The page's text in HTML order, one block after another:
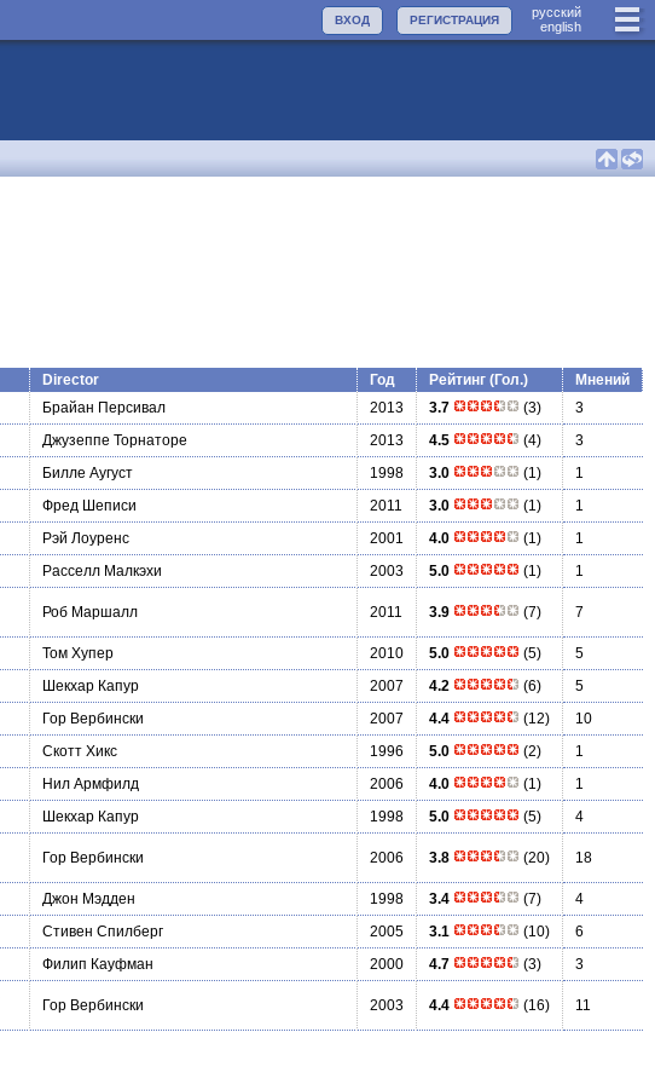
руccкий
english
РЕГИСТРАЦИЯ
ВХОД
Director Год Рейтинг (Гол.)
Мнений
Брайан Персивал 2013 3.7 (3)
3
Джузеппе Торнаторе 2013 4.5 (4)
3
Билле Аугуст 1998 3.0 (1)
1
Фред Шеписи 2011 3.0 (1)
1
Рэй Лоуренс 2001 4.0 (1)
1
Расселл Малкэхи 2003 5.0 (1)
1
Роб Маршалл 2011 3.9 (7) 7
Том Хупер 2010 5.0 (5)
5
Шекхар Капур 2007 4.2 (6)
5
Гор Вербински 2007 4.4 (12)
10
Скотт Хикс 1996 5.0 (2)
1
Нил Армфилд 2006 4.0 (1)
1
Шекхар Капур 1998 5.0 (5)
4
Гор Вербински 2006 3.8 (20) 18
Джон Мэдден 1998 3.4 (7)
4
Стивен Спилберг 2005 3.1 (10)
6
Филип Кауфман 2000 4.7 (3)
3
Гор Вербински 2003 4.4 (16)
11